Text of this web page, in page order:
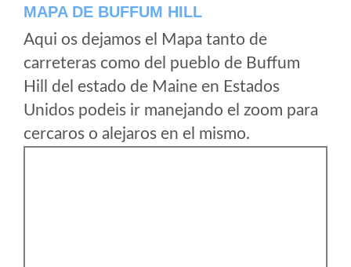
MAPA DE BUFFUM HILL
Aqui os dejamos el Mapa tanto de
carreteras como del pueblo de Buffum
Hill del estado de Maine en Estados
Unidos podeis ir manejando el zoom para
cercaros o alejaros en el mismo.